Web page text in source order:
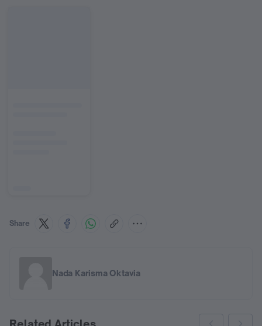
Share
Nada Karisma Oktavia